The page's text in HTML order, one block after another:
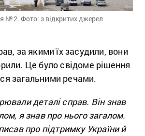
№2. Фото: з відкритих джерел
за якими їх засудили, вони
Це було свідоме рішення
загальними речами.
деталі справ. Він знав
я знав про нього загалом.
про підтримку України й